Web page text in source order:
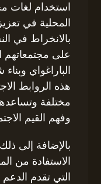
استخدام لغات
المحلية في
بالانخراط في
على مجتمعاتهم
الباراغواي
هذه الروابط
مختلفة
وفهم القيم
بالإضافة إلى
الاستفادة من
التي تقدم